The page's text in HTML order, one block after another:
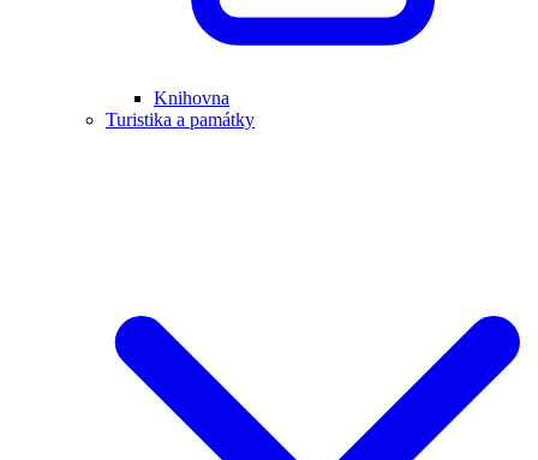
Knihovna
Turistika a památky